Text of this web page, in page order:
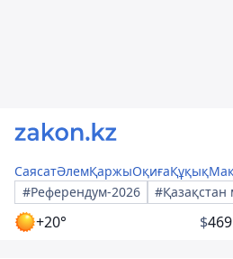
СаясатӘлемҚаржыОқиғаҚұқық
#Референдум-2026
+20° $